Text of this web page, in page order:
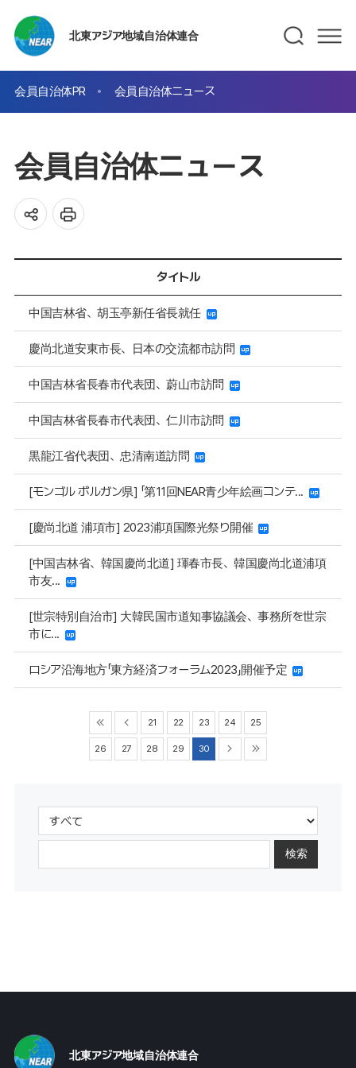
北東アジア地域自治体連合
会員自治体PR 会員自治体ニュース
会員自治体ニュース
タイトル
中国吉林省、胡玉亭新任省長就任
慶尚北道安東市長、日本の交流都市訪問
中国吉林省長春市代表団、蔚山市訪問
中国吉林省長春市代表団、仁川市訪問
黒龍江省代表団、忠清南道訪問
[モンゴル ボルガン県] 「第11回NEAR青少年絵画コンテ...
[慶尚北道 浦項市] 2023浦項国際光祭り開催
[中国吉林省、韓国慶尚北道] 琿春市長、韓国慶尚北道浦項
市友...
[世宗特別自治市] 大韓民国市道知事協議会、事務所を世宗
市に...
ロシア沿海地方「東方経済フォーラム2023」開催予定
21 22 23 24 25
26 27 28 29 30
検索
北東アジア地域自治体連合